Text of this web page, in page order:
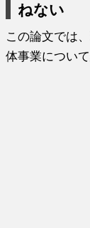
ねない
この論文では
体事業につい